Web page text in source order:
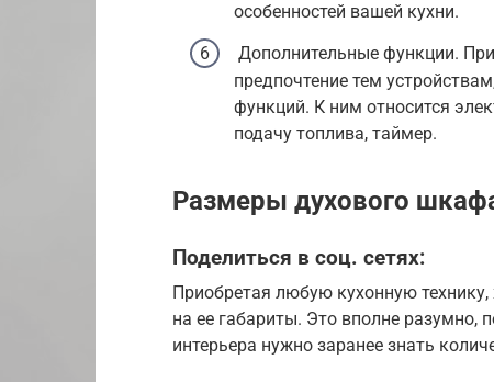
особенностей вашей кухни.
Дополнительные функции.
предпочтение тем
функций. К ним относится
подачу топлива, таймер.
Размеры духового
Поделиться в соц. сетях:
Приобретая любую кухонную
на ее габариты. Это вполне разумно,
интерьера нужно заранее знать